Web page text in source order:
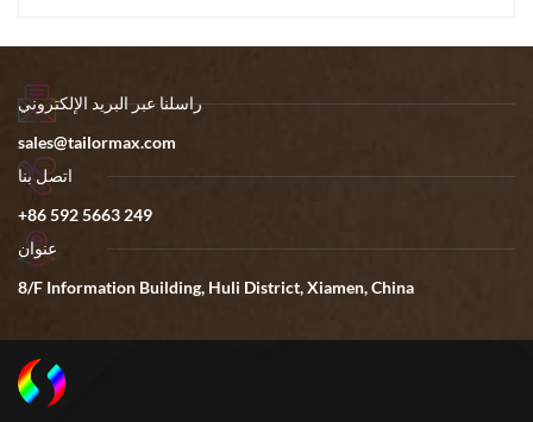
راسلنا عبر البريد الإلكتروني
sales@tailormax.com
اتصل بنا
+86 592 5663 249
عنوان
8/F Information Building, Huli District, Xiamen, China